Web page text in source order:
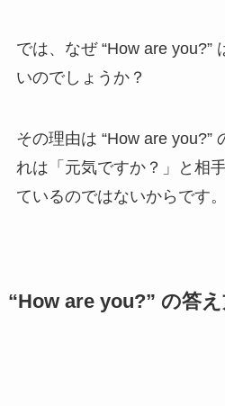
では、なぜ “How are you?”
いのでしょうか？
その理由は “How are you?”
れは「元気ですか？」と相
ているのではないからです。
“How are you?” の答